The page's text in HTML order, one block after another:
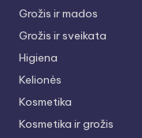
Grožis ir mados
Grožis ir sveikata
Higiena
Kelionės
Kosmetika
Kosmetika ir grožis